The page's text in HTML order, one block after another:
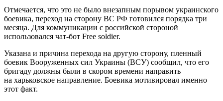
Отмечается, что это не было внезапным порывом украинского
боевика, переход на сторону ВС РФ готовился порядка три
месяца. Для коммуникации с российской стороной
использовался чат-бот Free soldier.
Указана и причина перехода на другую сторону, пленный
боевик Вооруженных сил Украины (ВСУ) сообщил, что его
бригаду должны были в скором времени направить
на харьковское направление. Боевика мотивировал именно
этот факт.